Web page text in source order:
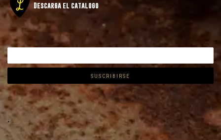
Descarga el catalogo